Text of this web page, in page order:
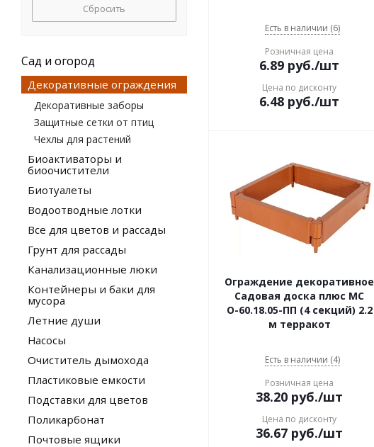
Есть в наличии (6)
Розничная цена
6.89 руб./шт
Цена по дисконту
6.48 руб./шт
Ограждение декоративное
Садовая доска плюс МС
О-60.18.05-ПП (4 секций) 2.2
м терракот
Есть в наличии (4)
Розничная цена
38.20 руб./шт
Цена по дисконту
36.67 руб./шт
Сбросить
Сад и огород
Декоративные ограждения
Декоративные заборы
Защитные сетки от птиц
Чехлы для растений
Биоактиваторы и
биоочистители
Биотуалеты
Водоотводные лотки
Все для цветов и рассады
Грунт для рассады
Канализационные люки
Контейнеры и баки для
мусора
Летние души
Насосы
Очиститель дымохода
Пластиковые емкости
Подставки для цветов
Поликарбонат
Почтовые ящики